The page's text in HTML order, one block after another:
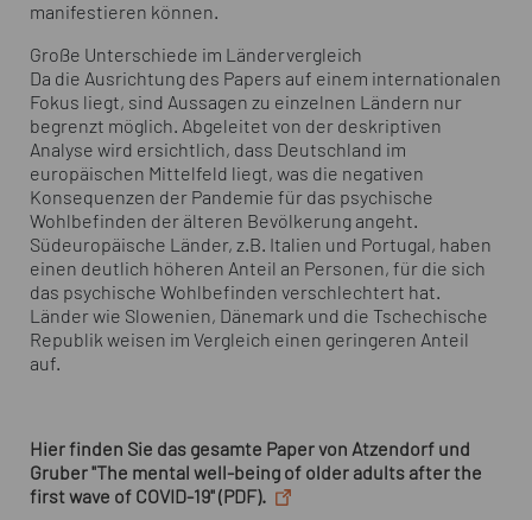
manifestieren können.
Große Unterschiede im Ländervergleich
Da die Ausrichtung des Papers auf einem internationalen
Fokus liegt, sind Aussagen zu einzelnen Ländern nur
begrenzt möglich. Abgeleitet von der deskriptiven
Analyse wird ersichtlich, dass Deutschland im
europäischen Mittelfeld liegt, was die negativen
Konsequenzen der Pandemie für das psychische
Wohlbefinden der älteren Bevölkerung angeht.
Südeuropäische Länder, z.B. Italien und Portugal, haben
einen deutlich höheren Anteil an Personen, für die sich
das psychische Wohlbefinden verschlechtert hat.
Länder wie Slowenien, Dänemark und die Tschechische
Republik weisen im Vergleich einen geringeren Anteil
auf.
Hier finden Sie das gesamte Paper von Atzendorf und
Gruber "The mental well-being of older adults after the
first wave of COVID-19" (PDF).